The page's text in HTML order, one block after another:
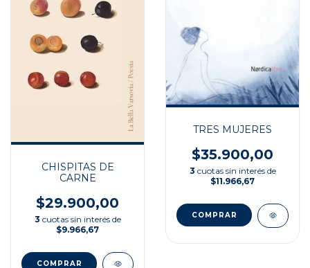
CHISPITAS DE
CARNE
$29.900,00
3 cuotas sin interés de
$9.966,67
TRES MUJERES
$35.900,00
3 cuotas sin interés de
$11.966,67